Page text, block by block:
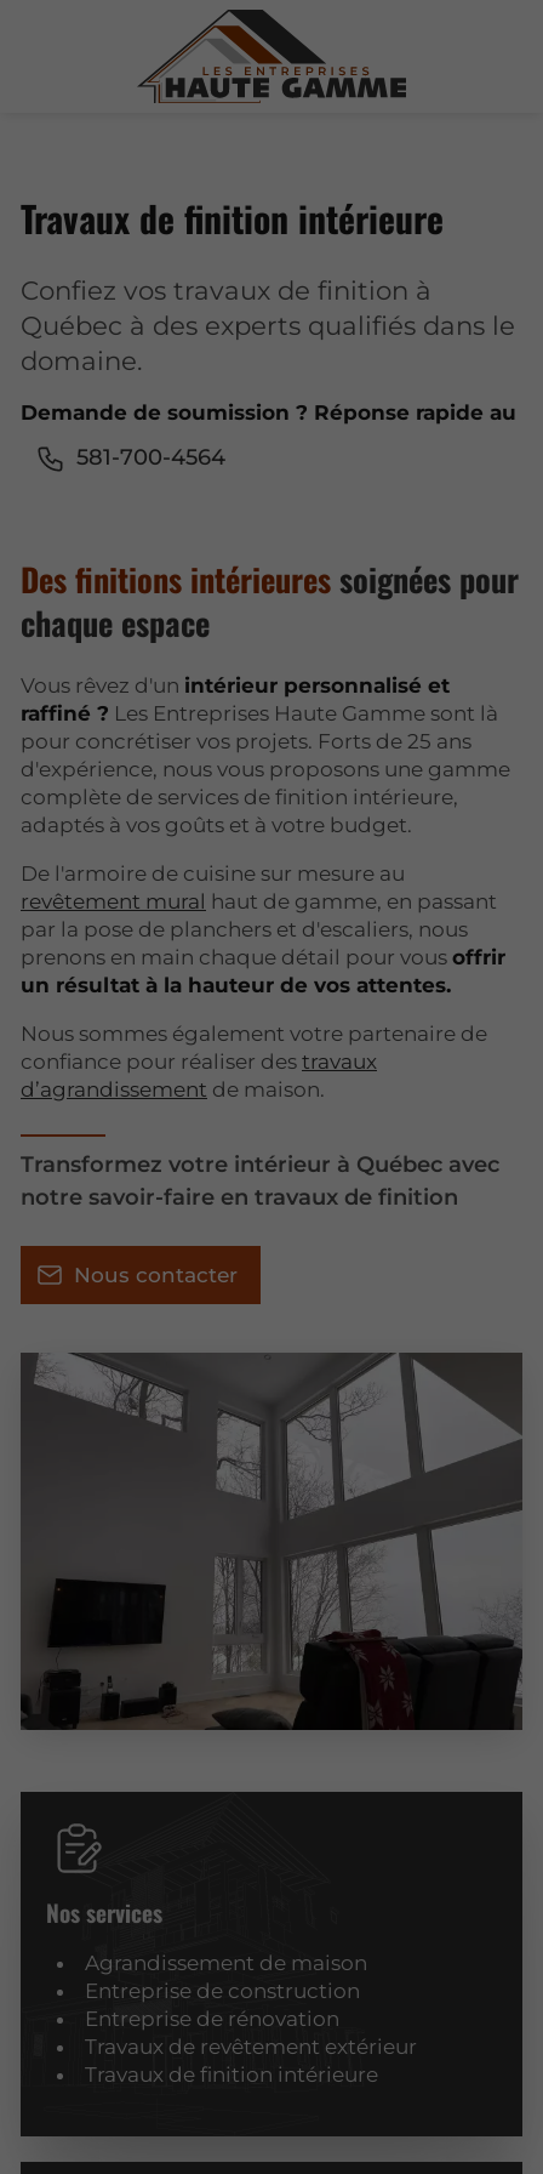
Travaux de finition intérieure
Confiez vos travaux de finition à
Québec à des experts qualifiés dans le
domaine.
Demande de soumission ? Réponse rapide au
581-700-4564
Des finitions intérieures soignées pour
chaque espace
Vous rêvez d'un intérieur personnalisé et
raffiné ? Les Entreprises Haute Gamme sont là
pour concrétiser vos projets. Forts de 25 ans
d'expérience, nous vous proposons une gamme
complète de services de finition intérieure,
adaptés à vos goûts et à votre budget.
De l'armoire de cuisine sur mesure au
revêtement mural haut de gamme, en passant
par la pose de planchers et d'escaliers, nous
prenons en main chaque détail pour vous offrir
un résultat à la hauteur de vos attentes.
Nous sommes également votre partenaire de
confiance pour réaliser des travaux
d’agrandissement de maison.
Transformez votre intérieur à Québec avec
notre savoir-faire en travaux de finition
Nous contacter
Nos services
Agrandissement de maison
Entreprise de construction
Entreprise de rénovation
Travaux de revêtement extérieur
Travaux de finition intérieure